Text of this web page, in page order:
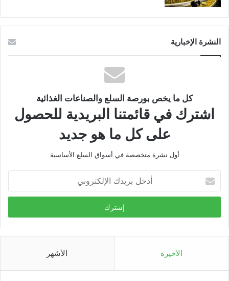
النشرة الإخبارية
كل ما يخص بورصة السلع والصناعات الغذائية
اشترك في قائمتنا البريدية للحصول
على كل ما هو جديد
أول نشرة متخصصة في أسواق السلع الأساسية
بريدك
الإلكتروني
الأخيرة الأشهر